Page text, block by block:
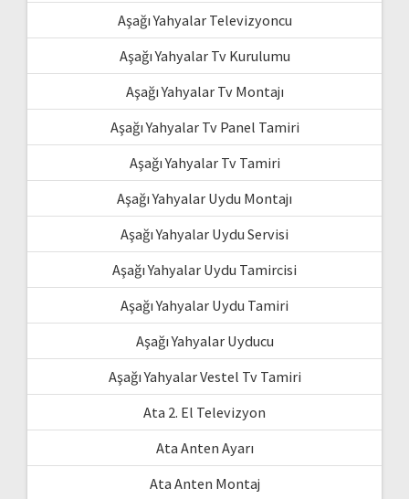
Aşağı Yahyalar Televizyoncu
Aşağı Yahyalar Tv Kurulumu
Aşağı Yahyalar Tv Montajı
Aşağı Yahyalar Tv Panel Tamiri
Aşağı Yahyalar Tv Tamiri
Aşağı Yahyalar Uydu Montajı
Aşağı Yahyalar Uydu Servisi
Aşağı Yahyalar Uydu Tamircisi
Aşağı Yahyalar Uydu Tamiri
Aşağı Yahyalar Uyducu
Aşağı Yahyalar Vestel Tv Tamiri
Ata 2. El Televizyon
Ata Anten Ayarı
Ata Anten Montaj